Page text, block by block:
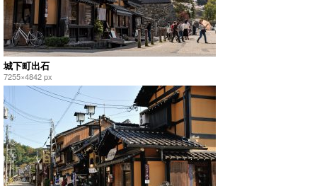
城下町出石
7255×4842 px